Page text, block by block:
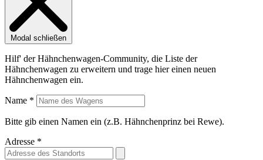
Modal schließen
Hilf' der Hähnchenwagen-Community, die Liste der
Hähnchenwagen zu erweitern und trage hier einen neuen
Hähnchenwagen ein.
Name *
Bitte gib einen Namen ein (z.B. Hähnchenprinz bei Rewe).
Adresse *